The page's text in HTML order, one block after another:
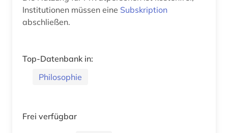
Institutionen müssen eine Subskription
abschließen.
Top-Datenbank in:
Philosophie
Frei verfügbar